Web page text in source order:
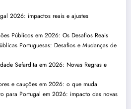
2026: impactos reais e ajustes
Públicos em 2026: Os Desafios Reais
Portuguesas: Desafios e Mudanças de
Sefardita em 2026: Novas Regras e
e cauções em 2026: o que muda
para Portugal em 2026: impacto das novas